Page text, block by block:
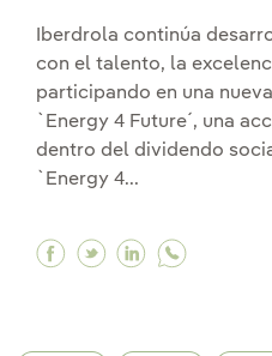
Iberdrola continúa
con el talento, la
participando en una
`Energy 4 Future´, una
dentro del dividendo
`Energy 4...
Facebook
TwitterLinkedin